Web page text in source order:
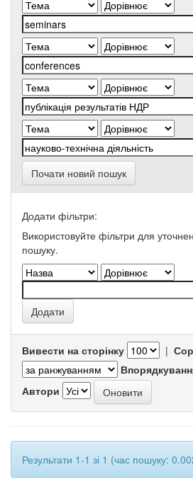
Почати новий пошук
Додати фільтри:
Використовуйте фільтри для
пошуку.
Вивести на сторінку |
Автори
Результати 1-1 зі 1 (час пошуку: